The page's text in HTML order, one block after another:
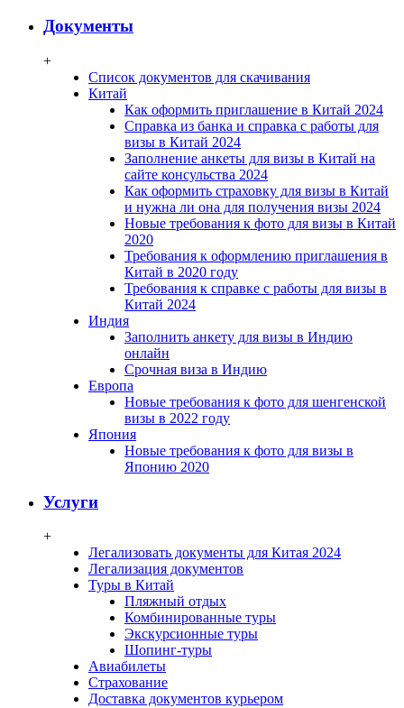
Документы
+
Список документов для скачивания
Китай
Как оформить приглашение в Китай 2024
Справка из банка и справка с работы для
визы в Китай 2024
Заполнение анкеты для визы в Китай на
сайте консульства 2024
Как оформить страховку для визы в Китай
и нужна ли она для получения визы 2024
Новые требования к фото для визы в Китай
2020
Требования к оформлению приглашения в
Китай в 2020 году
Требования к справке с работы для визы в
Китай 2024
Индия
Заполнить анкету для визы в Индию
онлайн
Срочная виза в Индию
Европа
Новые требования к фото для шенгенской
визы в 2022 году
Япония
Новые требования к фото для визы в
Японию 2020
Услуги
+
Легализовать документы для Китая 2024
Легализация документов
Туры в Китай
Пляжный отдых
Комбинированные туры
Экскурсионные туры
Шопинг-туры
Авиабилеты
Страхование
Доставка документов курьером